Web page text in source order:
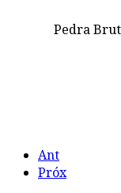
Pedra
Ant
Próx